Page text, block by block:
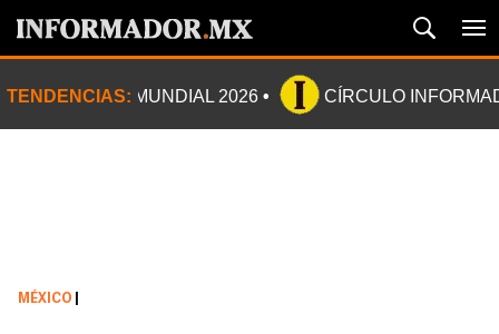
TENDENCIAS: MUNDIAL 2026 CÍRCULO
MÉXICO